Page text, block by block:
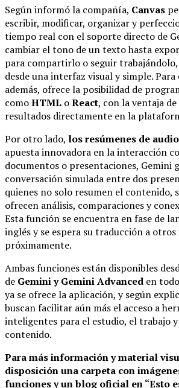
Según informó la compañía, Canvas
escribir, modificar, organizar y
tiempo real con el soporte directo de
cambiar el tono de un texto hasta
para compartirlo o seguir
desde una interfaz visual y simple.
además, ofrece la posibilidad de
comoHTML oReact, con la ventaja
resultados directamente en la
Por otro lado, los resúmenes de audio
apuesta innovadora en la interacción
documentos o presentaciones, Gemini
conversación simulada entre dos
quienes no solo resumen el contenido,
ofrecen análisis, comparaciones y
Esta función se encuentra en fase de
inglés y se espera su traducción a otros
próximamente.
Ambas funciones están disponibles
de Gemini y Gemini Advanced en
ya se ofrece la aplicación, y según
buscan facilitar aún más el acceso a
inteligentes para el estudio, el trabajo
contenido.
Para más información y material
disposición una carpeta con
funciones y un blog oficial en “Esto